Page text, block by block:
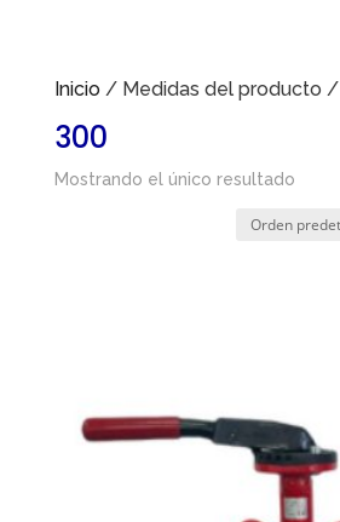
Inicio/ Medidas del producto /
300
Mostrando el único resultado